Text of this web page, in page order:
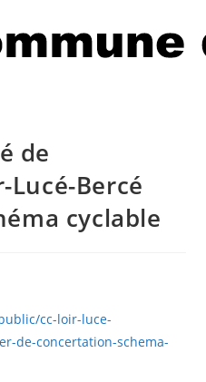
de
Bercé
cyclable
cc-loir-luce-
de-concertation-schema-